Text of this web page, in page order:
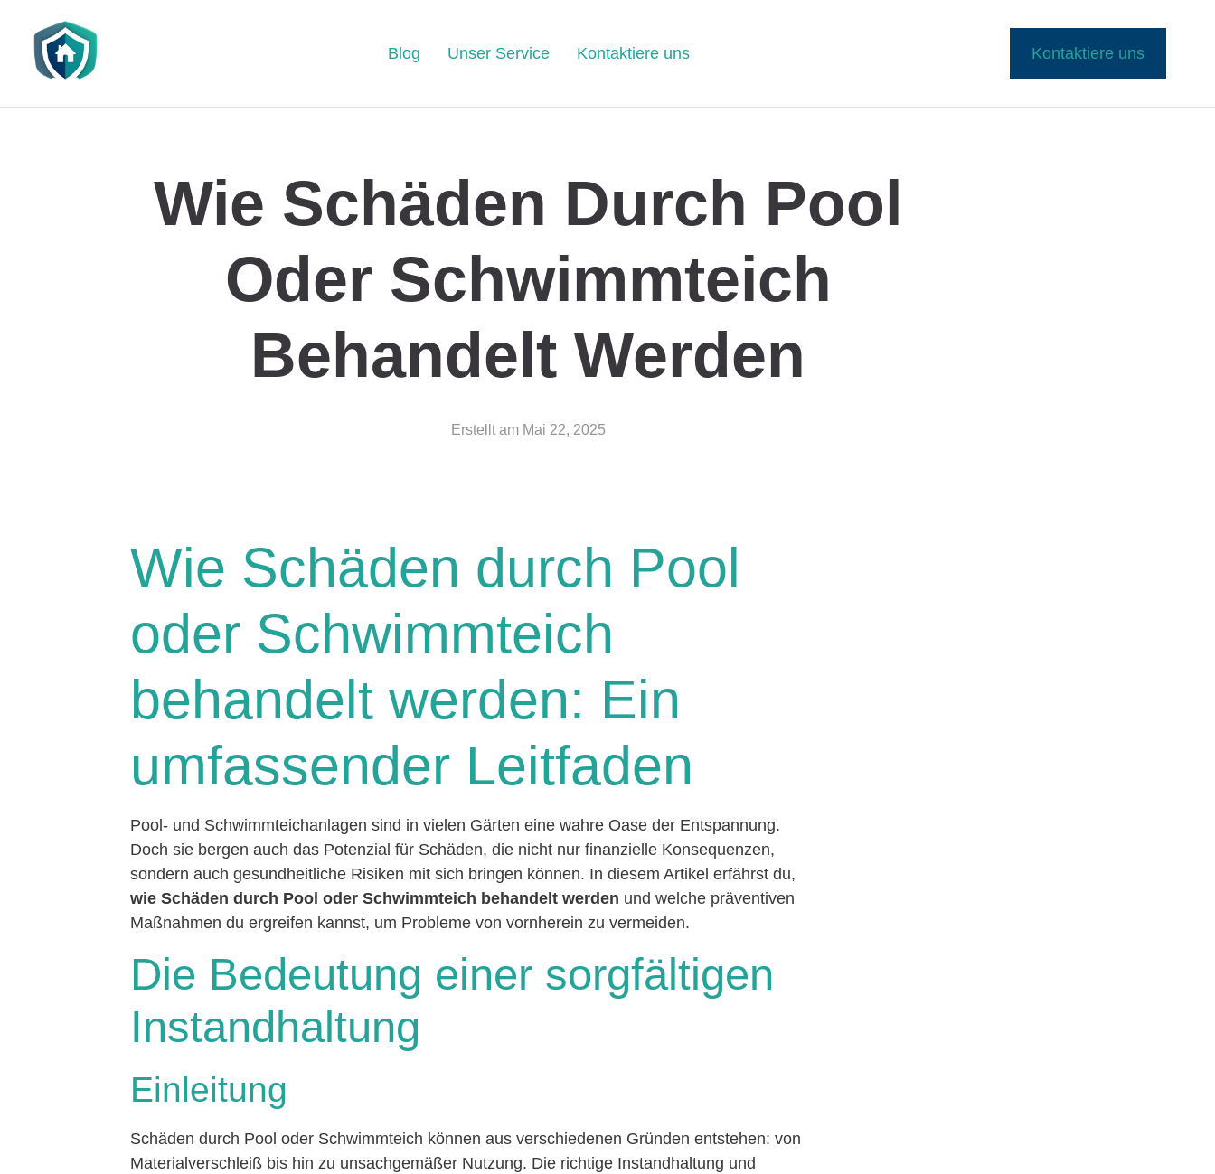
Blog Unser Service Kontaktiere uns Kontaktiere uns
Wie Schäden Durch Pool
Oder Schwimmteich
Behandelt Werden
Erstellt am Mai 22, 2025
Wie Schäden durch Pool
oder Schwimmteich
behandelt werden: Ein
umfassender Leitfaden
Pool- und Schwimmteichanlagen sind in vielen Gärten eine wahre Oase der Entspannung.
Doch sie bergen auch das Potenzial für Schäden, die nicht nur finanzielle Konsequenzen,
sondern auch gesundheitliche Risiken mit sich bringen können. In diesem Artikel erfährst du,
wie Schäden durch Pool oder Schwimmteich behandelt werden und welche präventiven
Maßnahmen du ergreifen kannst, um Probleme von vornherein zu vermeiden.
Die Bedeutung einer sorgfältigen
Instandhaltung
Einleitung
Schäden durch Pool oder Schwimmteich können aus verschiedenen Gründen entstehen: von
Materialverschleiß bis hin zu unsachgemäßer Nutzung. Die richtige Instandhaltung und